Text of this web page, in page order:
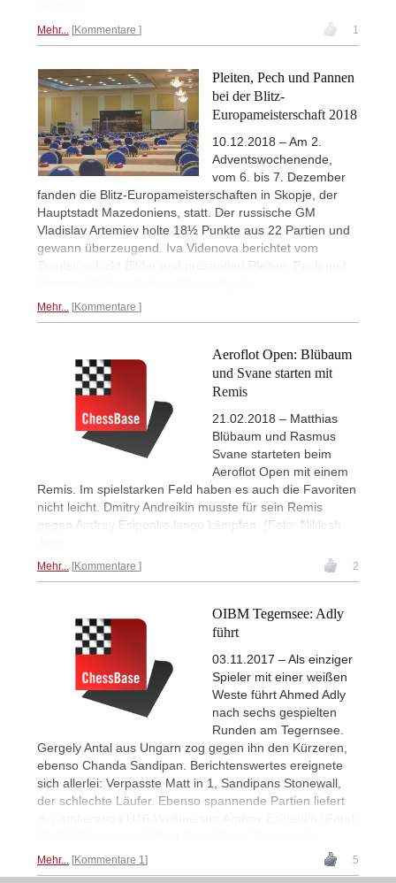
Mehr... Kommentare 1
Pleiten, Pech und Pannen
bei der Blitz-
Europameisterschaft 2018
10.12.2018 – Am 2.
Adventswochenende,
vom 6. bis 7. Dezember
fanden die Blitz-Europameisterschaften in Skopje, der
Hauptstadt Mazedoniens, statt. Der russische GM
Vladislav Artemiev holte 18½ Punkte aus 22 Partien und
gewann überzeugend. Iva Videnova berichtet vom
Turnier, schickt Bilder und präsentiert Pleiten, Pech und
Mehr... Kommentare
Aeroflot Open: Blübaum
und Svane starten mit
Remis
21.02.2018 – Matthias
Blübaum und Rasmus
Svane starteten beim
Aeroflot Open mit einem
Remis. Im spielstarken Feld haben es auch die Favoriten
nicht leicht. Dmitry Andreikin musste für sein Remis
gegen Andrey Esipenko lange kämpfen. (Foto: Niklesh
Mehr... Kommentare 2
OIBM Tegernsee: Adly
führt
03.11.2017 – Als einziger
Spieler mit einer weißen
Weste führt Ahmed Adly
nach sechs gespielten
Runden am Tegernsee.
Gergely Antal aus Ungarn zog gegen ihn den Kürzeren,
ebenso Chanda Sandipan. Berichtenswertes ereignete
sich allerlei: Verpasste Matt in 1, Sandipans Stonewall,
der schlechte Läufer. Ebenso spannende Partien liefert
Mehr... Kommentare 1 5